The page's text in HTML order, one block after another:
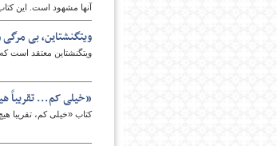
آنها مشهود است. این
ویتگنشتاین، بی
ویتگنشتاین معتقد است
«خیلی کم... تقریباً
کتاب «خیلی کم، تقریبا